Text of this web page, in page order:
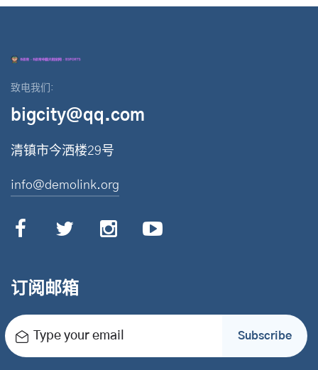
致电我们:
bigcity@qq.com
清镇市今洒楼29号
info@demolink.org
订阅邮箱
Type your email Subscribe